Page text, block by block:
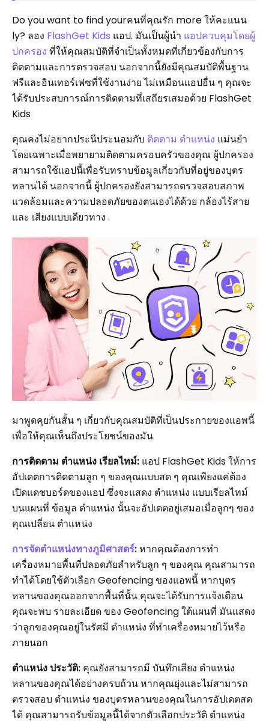
Do you want to find yourคนที่คุณรัก more ให้คะแนน
ly? ลอง FlashGet Kids แอป. มันเป็นผู้นำ แอปควบคุมโดยผู้
ปกครอง ที่ให้คุณสมบัติที่จำเป็นทั้งหมดที่เกี่ยวข้องกับการ
ติดตามและการตรวจสอบ นอกจากนี้ยังมีคุณสมบัติพื้นฐาน
ฟรีและอินเทอร์เฟซที่ใช้งานง่าย ไม่เหมือนแอปอื่น ๆ คุณจะ
ได้รับประสบการณ์การติดตามที่เสถียรเสมอด้วย FlashGet
Kids
คุณคงไม่อยากประนีประนอมกับ ติดตาม ตำแหน่ง แม่นยำ
โดยเฉพาะเมื่อพยายามติดตามครอบครัวของคุณ ผู้ปกครอง
สามารถใช้แอปนี้เพื่อรับทราบข้อมูลเกี่ยวกับที่อยู่ของบุตร
หลานได้ นอกจากนี้ ผู้ปกครองยังสามารถตรวจสอบสภาพ
แวดล้อมและความปลอดภัยของตนเองได้ด้วย กล้องไร้สาย
และ เสียงแบบเดียวทาง .
มาพูดคุยกันสั้น ๆ เกี่ยวกับคุณสมบัติที่เป็นประกายของแอพนี้
เพื่อให้คุณเห็นถึงประโยชน์ของมัน
การติดตาม ตำแหน่ง เรียลไทม์: แอป FlashGet Kids ให้การ
อัปเดตการติดตามลูก ๆ ของคุณแบบสด ๆ คุณเพียงแค่ต้อง
เปิดแดชบอร์ดของแอป ซึ่งจะแสดง ตำแหน่ง แบบเรียลไทม์
บนแผนที่ ข้อมูล ตำแหน่ง นั้นจะอัปเดตอยู่เสมอเมื่อลูกๆ ของ
คุณเปลี่ยน ตำแหน่ง
การจัดตำแหน่งทางภูมิศาสตร์:หากคุณต้องการทำ
เครื่องหมายพื้นที่ปลอดภัยสำหรับลูก ๆ ของคุณ คุณสามารถ
ทำได้โดยใช้ตัวเลือก Geofencing ของแอพนี้ หากบุตร
หลานของคุณออกจากพื้นที่นั้น คุณจะได้รับการแจ้งเตือน
คุณจะพบ รายละเอียด ของ Geofencing ใต้แผนที่ มันแสดง
ว่าลูกของคุณอยู่ในรัศมี ตำแหน่ง ที่ทำเครื่องหมายไว้หรือ
ภายนอก
ตำแหน่ง ประวัติ: คุณยังสามารถมี บันทึกเสียง ตำแหน่ง
หลานของคุณได้อย่างครบถ้วน หากคุณยุ่งและไม่สามารถ
ตรวจสอบ ตำแหน่ง ของบุตรหลานของคุณในการอัปเดตสด
ได้ คุณสามารถรับข้อมูลนี้ได้จากตัวเลือกประวัติ ตำแหน่ง